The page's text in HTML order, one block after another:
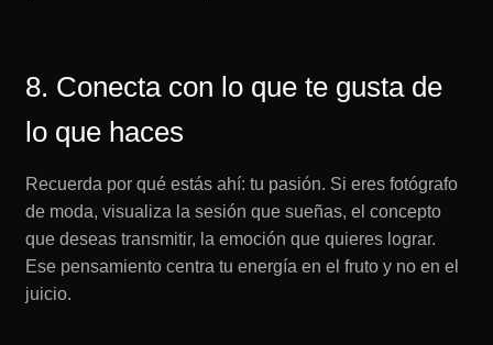
8. Conecta con lo que te gusta de
lo que haces
Recuerda por qué estás ahí: tu pasión. Si eres fotógrafo
de moda, visualiza la sesión que sueñas, el concepto
que deseas transmitir, la emoción que quieres lograr.
Ese pensamiento centra tu energía en el fruto y no en el
juicio.